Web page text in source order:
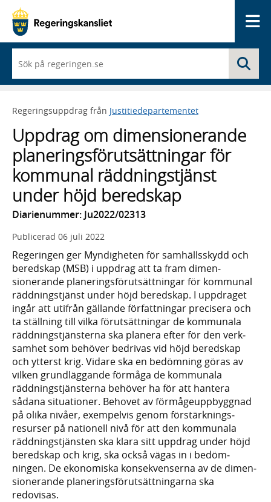
du
börjar
skriva
framträder
lista
med
sökförslag
Regeringsuppdrag från Justitiedepartementet
Uppdrag om dimensionerande
planeringsförutsättningar för
kommunal räddningstjänst
under höjd beredskap
Diarienummer: Ju2022/02313
Publicerad 06 juli 2022
Regeringen ger Myndig­heten för sam­hälls­skydd och
beredskap (MSB) i uppdrag att ta fram dimen­
sionerande planerings­förut­sätt­ningar för kommunal
räddnings­tjänst under höjd bered­skap. I upp­draget
ingår att utifrån gällande författ­ningar preci­sera och
ta ställning till vilka förut­sätt­ningar de kommunala
räddnings­tjänsterna ska planera efter för den verk­
samhet som behöver bedrivas vid höjd bered­skap
och ytterst krig. Vidare ska en bedöm­ning göras av
vilken grund­läggande förmåga de kommunala
räddnings­tjänsterna behöver ha för att hantera
sådana situa­tioner. Behovet av förmåge­upp­byggnad
på olika nivåer, exem­pelvis genom förstärk­nings­
resurser på nationell nivå för att den kommunala
räddnings­tjänsten ska klara sitt uppdrag under höjd
bered­skap och krig, ska också vägas in i bedöm­
ningen. De ekonomiska konse­kven­serna av de dimen­
sione­rande planerings­förutsätt­ningarna ska
redovisas.